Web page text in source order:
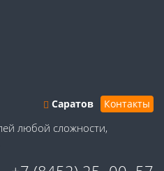
Саратов Контакты
любой сложности,